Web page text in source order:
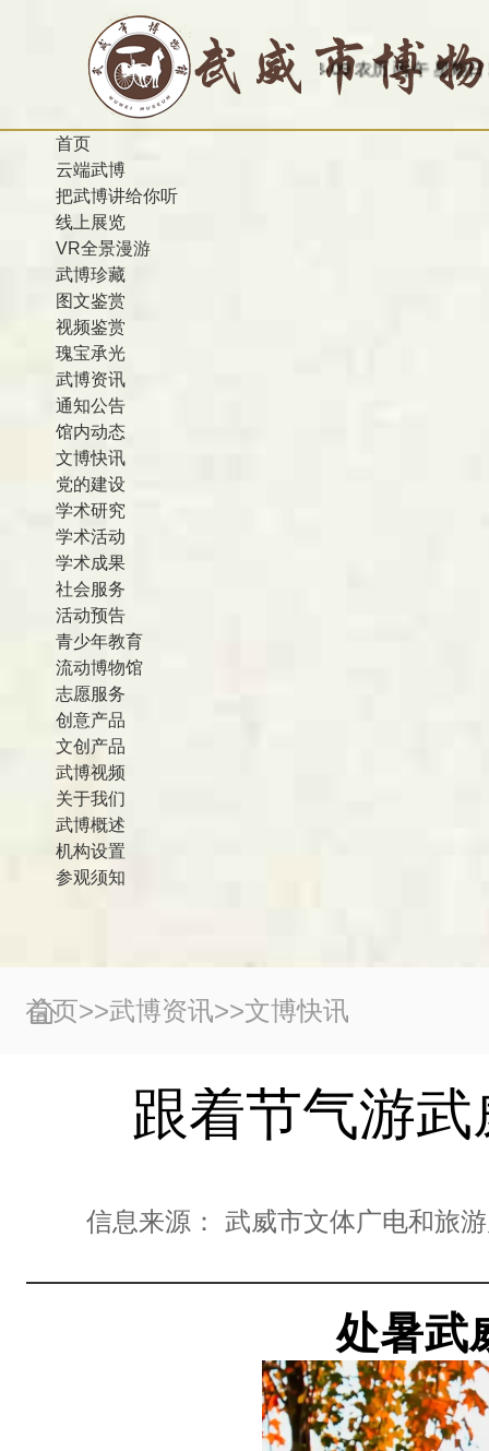
今天是：2026-08-09 农历 丙午 星期日 欢迎访问甘
首页
云端武博
把武博讲给你听
线上展览
VR全景漫游
武博珍藏
图文鉴赏
视频鉴赏
瑰宝承光
武博资讯
通知公告
馆内动态
文博快讯
党的建设
学术研究
学术活动
学术成果
社会服务
活动预告
青少年教育
流动博物馆
志愿服务
创意产品
文创产品
武博视频
关于我们
武博概述
机构设置
参观须知
首页>>武博资讯>>文博快讯
跟着节气游
信息来源：武威市文体广电和旅
处暑武